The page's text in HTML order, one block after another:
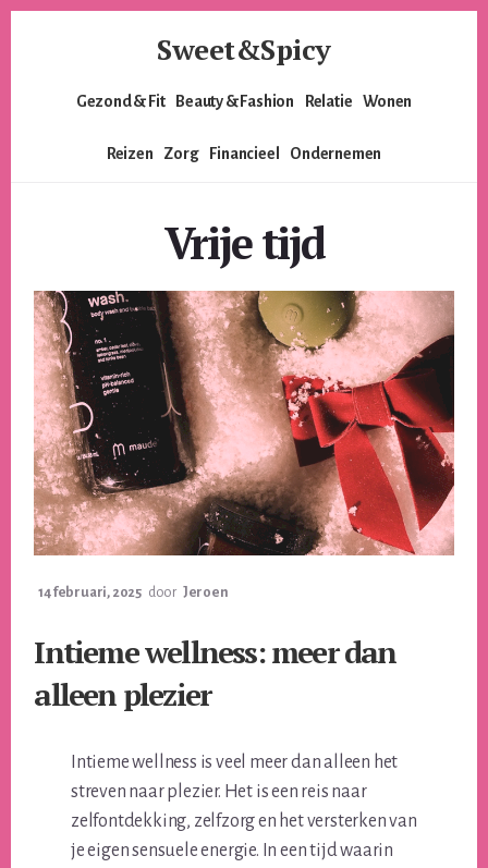
Sweet&Spicy
de
pittige
dames
en
alles
er
tussenin.
Gezond & Fit Beauty & Fashion Relatie Wonen
Reizen Zorg Financieel Ondernemen
Vrije tijd
14 februari, 2025 door Jeroen
Intieme wellness: meer dan
alleen plezier
Intieme wellness is veel meer dan alleen het
streven naar plezier. Het is een reis naar
zelfontdekking, zelfzorg en het versterken van
je eigen sensuele energie. In een tijd waarin